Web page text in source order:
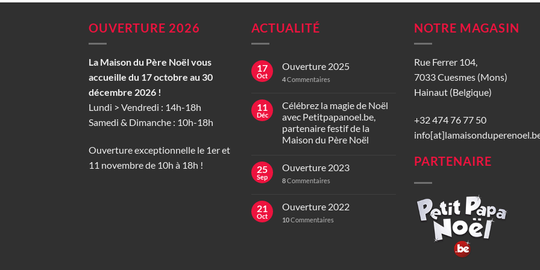
OUVERTURE 2026
La Maison du Père Noël vous
accueille du 17 octobre au 30
décembre 2026 !
Lundi > Vendredi : 14h-18h
Samedi & Dimanche : 10h-18h
Ouverture exceptionnelle le 1er et
11 novembre de 10h à 18h !
ACTUALITÉ
17
Oct
Ouverture 2025
4Commentaires
11
Déc
Célébrez la magie de Noël
avec Petitpapanoel.be,
partenaire festif de la
Maison du Père Noël
25
Sep
Ouverture 2023
8Commentaires
21
Oct
Ouverture 2022
10Commentaires
NOTRE MAGASIN
Rue Ferrer 104,
7033 Cuesmes (Mons)
Hainaut (Belgique)
+32 474 76 77 50
PARTENAIRE